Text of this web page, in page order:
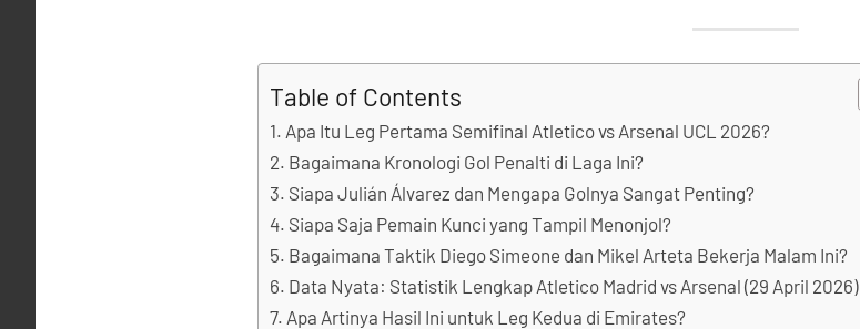
Table of Contents
Apa Itu Leg Pertama Semifinal Atletico vs Arsenal UCL 2026?
Bagaimana Kronologi Gol Penalti di Laga Ini?
Siapa Julián Álvarez dan Mengapa Golnya Sangat Penting?
Siapa Saja Pemain Kunci yang Tampil Menonjol?
Bagaimana Taktik Diego Simeone dan Mikel Arteta Bekerja Malam Ini?
Data Nyata: Statistik Lengkap Atletico Madrid vs Arsenal (29 April 2026)
Apa Artinya Hasil Ini untuk Leg Kedua di Emirates?